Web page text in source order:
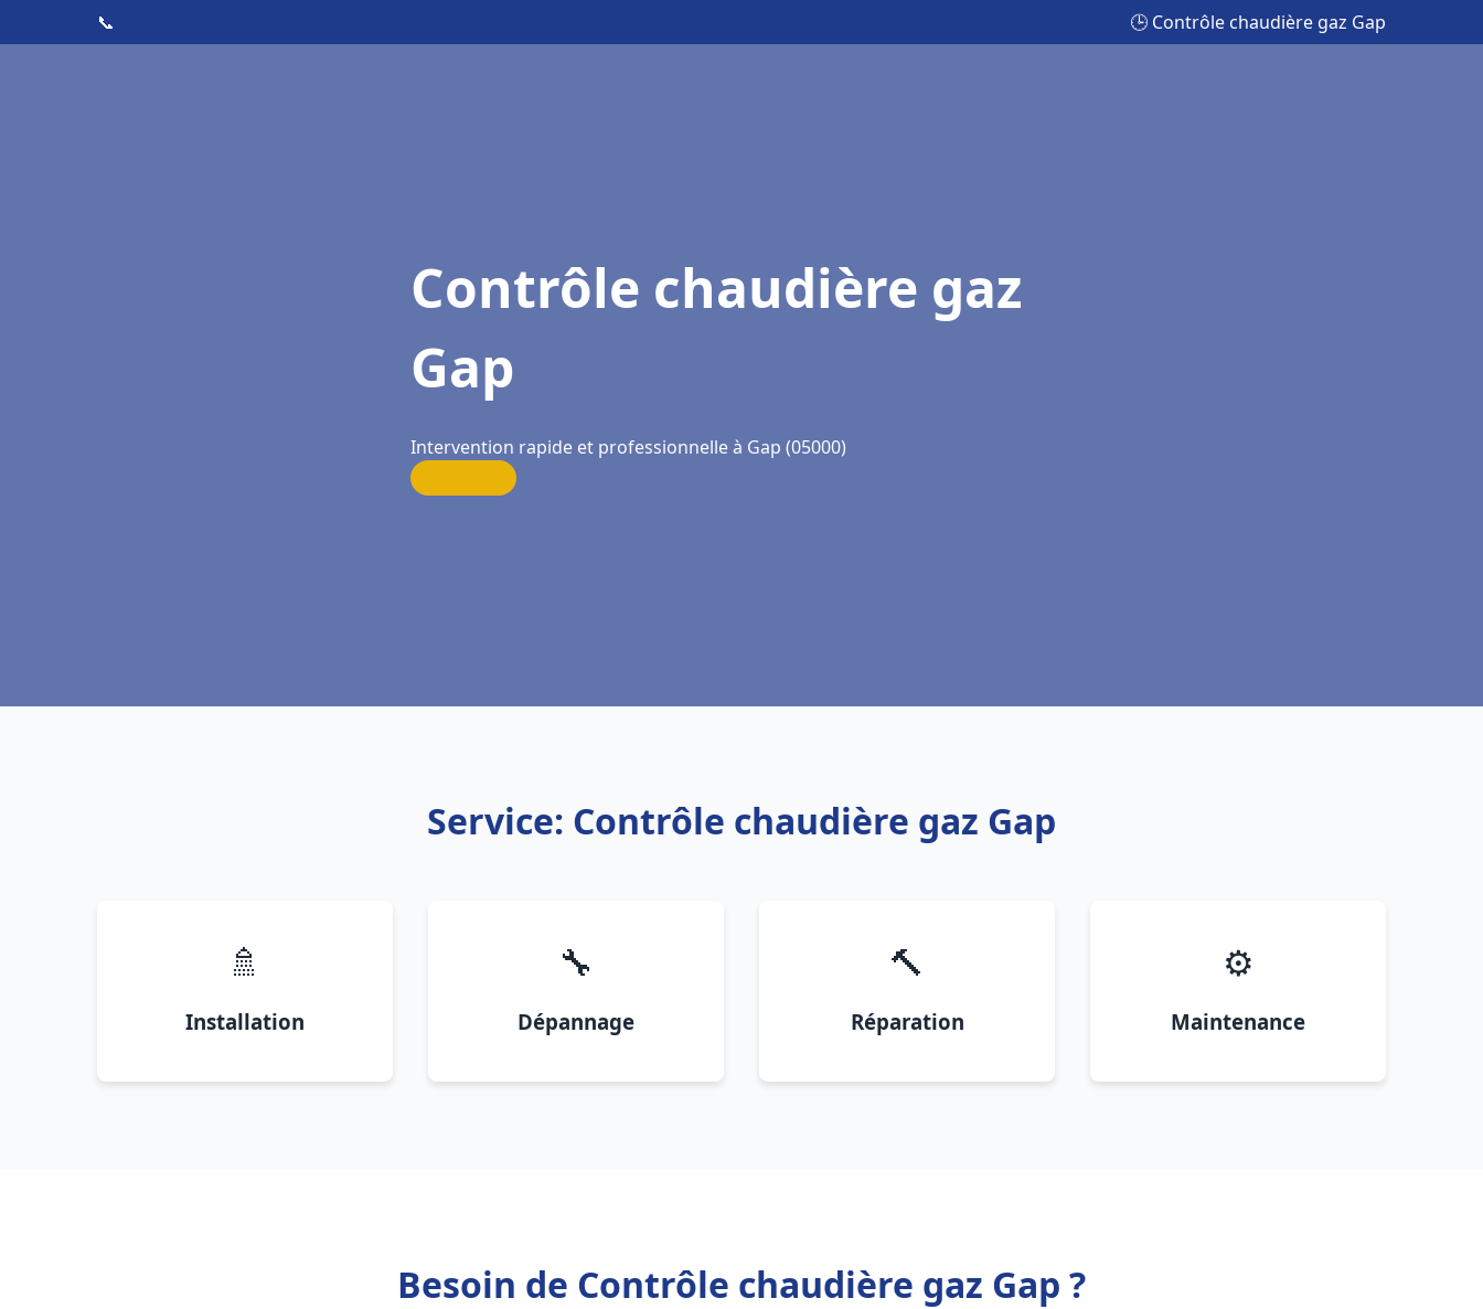
📞 🕒 Contrôle chaudière gaz Gap
Contrôle chaudière gaz
Gap
Intervention rapide et professionnelle à Gap (05000)
Service: Contrôle chaudière gaz Gap
🚿
Installation
🔧
Dépannage
🔨
Réparation
⚙️
Maintenance
Besoin de Contrôle chaudière gaz Gap ?